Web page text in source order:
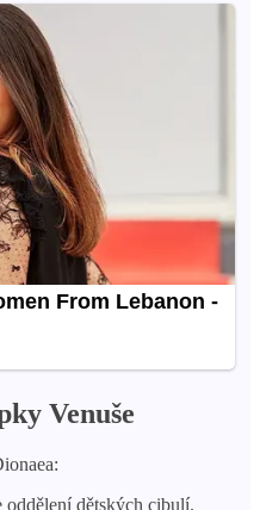
Venuše
oddělení dětských cibulí.